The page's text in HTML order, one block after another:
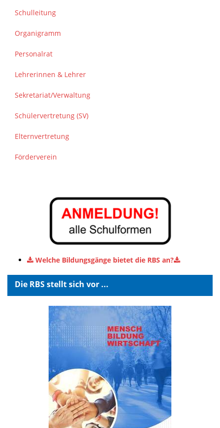
Welche Bildungsgänge bietet die RBS an?
Die RBS stellt sich vor ...
Schulleitung
Organigramm
Personalrat
Lehrerinnen & Lehrer
Sekretariat/Verwaltung
Schülervertretung (SV)
Elternvertretung
Förderverein